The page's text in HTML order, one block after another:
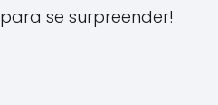
se surpreender!